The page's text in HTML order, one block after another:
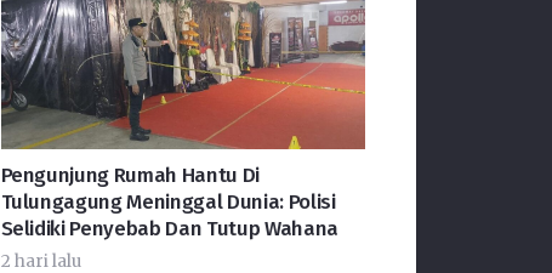
Pengunjung Rumah Hantu Di
Tulungagung Meninggal Dunia: Polisi
Selidiki Penyebab Dan Tutup Wahana
2 hari lalu